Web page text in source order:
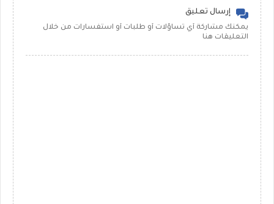
إرسال تعليق
يمكنك مشاركة أي تساؤلات أو طلبات أو استفسارات من خلال
التعليقات هنا